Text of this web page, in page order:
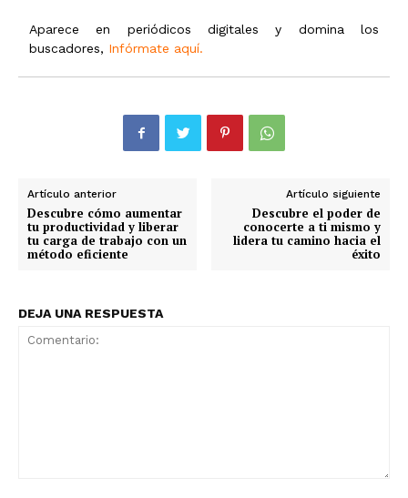
Aparece en periódicos digitales y domina los
buscadores, Infórmate aquí.
Artículo anterior
Descubre cómo aumentar
tu productividad y liberar
tu carga de trabajo con un
método eficiente
Artículo siguiente
Descubre el poder de
conocerte a ti mismo y
lidera tu camino hacia el
éxito
DEJA UNA RESPUESTA